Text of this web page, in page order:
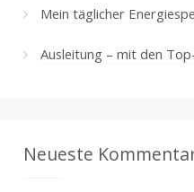
Mein täglicher
Ausleitung – mit den
Neueste